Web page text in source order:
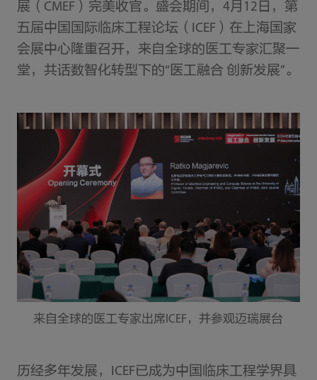
展（CMEF）完美收官。盛会期间，4月12日，第
五届中国国际临床工程论坛（ICEF）在上海国家
会展中心隆重召开，来自全球的医工专家汇聚一
堂，共话数智化转型下的“医工融合 创新发展”。
来自全球的医工专家出席ICEF，并参观迈瑞展台
历经多年发展，ICEF已成为中国临床工程学界具